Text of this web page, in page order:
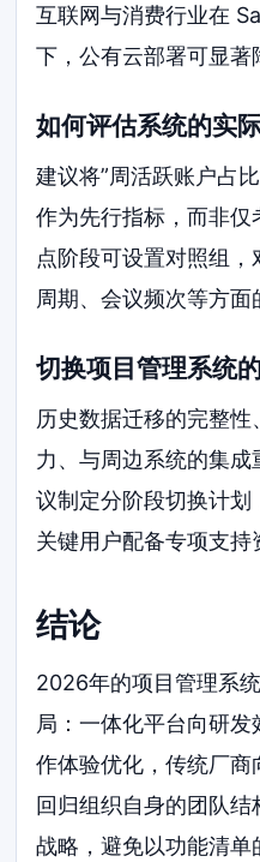
互联网与消费行业在
下，公有云部署可显著
如何评估系统的实
建议将”周活跃账户占
作为先行指标，而非
点阶段可设置对照组
周期、会议频次等方面
切换项目管理系统
历史数据迁移的完整
力、与周边系统的集
议制定分阶段切换计
关键用户配备专项支持
结论
2026年的项目管理系
局：一体化平台向研
作体验优化，传统厂
回归组织自身的团队
战略，避免以功能清